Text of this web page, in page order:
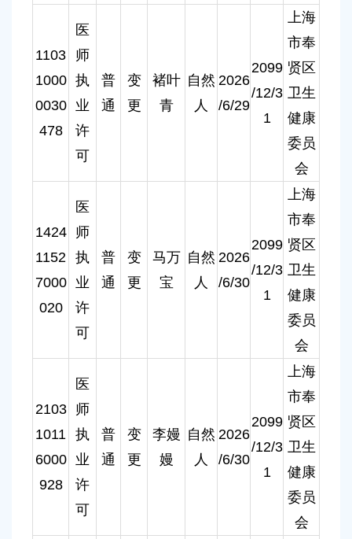
1103
1000
0030
478
医
师
执
业
许
可
普
通
变
更
褚叶
青
自然
人
2026
/6/29
2099
/12/3
1
上海
市奉
贤区
卫生
健康
委员
会
1424
1152
7000
020
医
师
执
业
许
可
普
通
变
更
马万
宝
自然
人
2026
/6/30
2099
/12/3
1
上海
市奉
贤区
卫生
健康
委员
会
2103
1011
6000
928
医
师
执
业
许
可
普
通
变
更
李嫚
嫚
自然
人
2026
/6/30
2099
/12/3
1
上海
市奉
贤区
卫生
健康
委员
会